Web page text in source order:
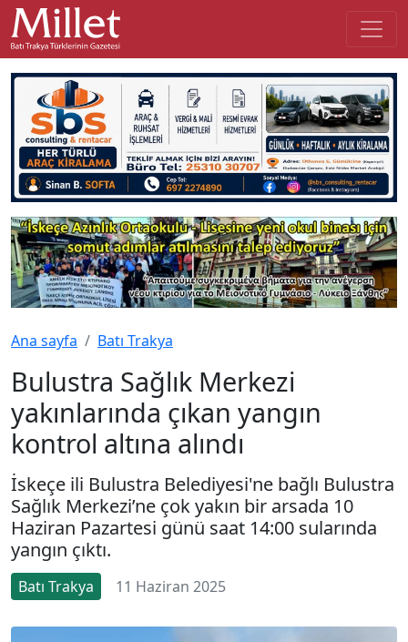
Ana sayfa Batı Trakya
Bulustra Sağlık Merkezi
yakınlarında çıkan yangın
kontrol altına alındı
İskeçe ili Bulustra Belediyesi'ne bağlı Bulustra
Sağlık Merkezi’ne çok yakın bir arsada 10
Haziran Pazartesi günü saat 14:00 sularında
yangın çıktı.
Batı Trakya 11 Haziran 2025